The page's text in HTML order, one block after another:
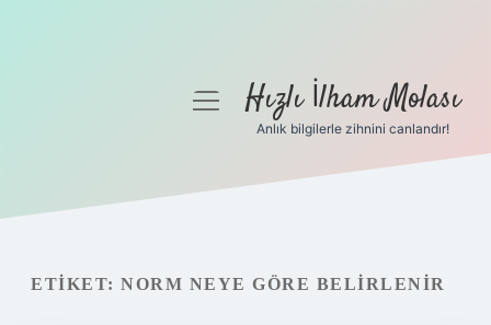
Gizlilik Politikası
menüyüHızlı İlham Molası
Anlık bilgilerle zihnini canlandır!
ETIKET: NORM NEYE GÖRE BELIRLENIR